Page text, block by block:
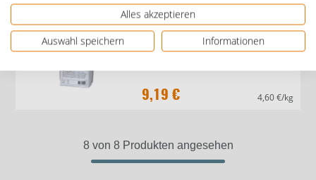
FireFix Zement feuerfest 2 kg
9,19 € 4,60 €/kg
8 von 8 Produkten angesehen
Alles akzeptieren
Auswahl speichern
Informationen